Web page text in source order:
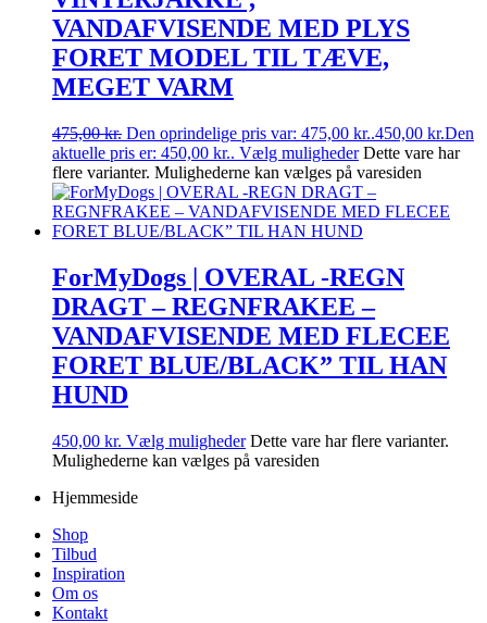
VANDAFVISENDE MED PLYS
FORET MODEL TIL TÆVE,
MEGET VARM
475,00kr. Den oprindelige pris var: 475,00 kr..450,00 kr.Den
aktuelle pris er: 450,00 kr.. Vælg muligheder Dette vare har
flere varianter. Mulighederne kan vælges på varesiden
ForMyDogs | OVERAL -REGN
DRAGT – REGNFRAKEE –
VANDAFVISENDE MED FLECEE
FORET BLUE/BLACK” TIL HAN
HUND
450,00 kr. Vælg muligheder Dette vare har flere varianter.
Mulighederne kan vælges på varesiden
Hjemmeside
Shop
Tilbud
Inspiration
Om os
Kontakt